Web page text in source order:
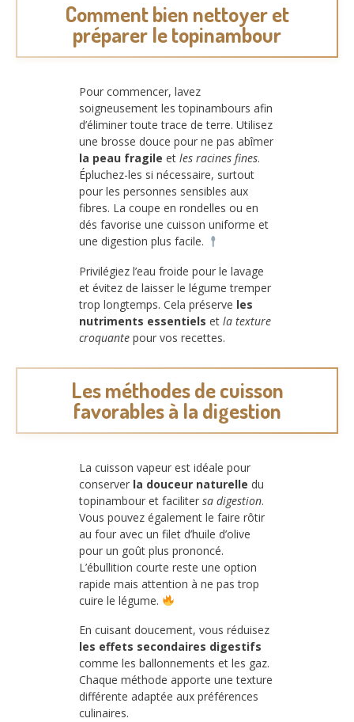
Comment bien nettoyer et
préparer le topinambour
Pour commencer, lavez
soigneusement les topinambours afin
d’éliminer toute trace de terre. Utilisez
une brosse douce pour ne pas abîmer
la peau fragile et les racines fines.
Épluchez-les si nécessaire, surtout
pour les personnes sensibles aux
fibres. La coupe en rondelles ou en
dés favorise une cuisson uniforme et
une digestion plus facile.
Privilégiez l’eau froide pour le lavage
et évitez de laisser le légume tremper
trop longtemps. Cela préserve les
nutriments essentiels et la texture
croquante pour vos recettes.
Les méthodes de cuisson
favorables à la digestion
La cuisson vapeur est idéale pour
conserver la douceur naturelle du
topinambour et faciliter sa digestion.
Vous pouvez également le faire rôtir
au four avec un filet d’huile d’olive
pour un goût plus prononcé.
L’ébullition courte reste une option
rapide mais attention à ne pas trop
cuire le légume.
En cuisant doucement, vous réduisez
les effets secondaires digestifs
comme les ballonnements et les gaz.
Chaque méthode apporte une texture
différente adaptée aux préférences
culinaires.